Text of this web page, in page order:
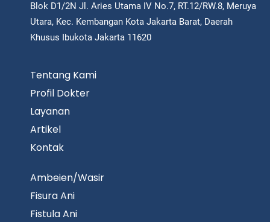
Blok D1/2N Jl. Aries Utama IV No.7, RT.12/RW.8, Meruya
Utara, Kec. Kembangan Kota Jakarta Barat, Daerah
Khusus Ibukota Jakarta 11620
Tentang Kami
Profil Dokter
Layanan
Artikel
Kontak
Ambeien/Wasir
Fisura Ani
Fistula Ani